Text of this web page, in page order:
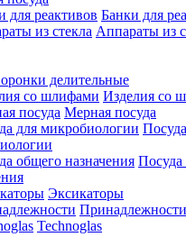
Банки для
Аппараты из
делительные
Изделия со
Мерная посуда
Эксикаторы
Принадлежности
Technoglas